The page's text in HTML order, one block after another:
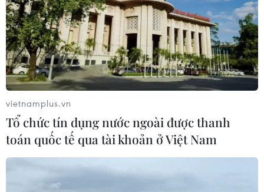
vietnamplus.vn
Tổ chức tín dụng nước ngoài được thanh
toán quốc tế qua tài khoản ở Việt Nam